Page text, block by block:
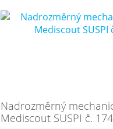
Nadrozměrný
Mediscout SUSPI č. 174